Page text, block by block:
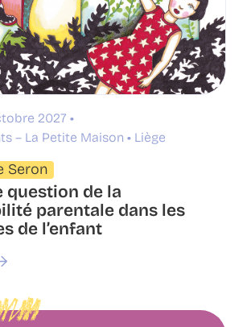
2027
– La Petite Maison
Liège
Seron
question de la
parentale dans les
de l’enfant